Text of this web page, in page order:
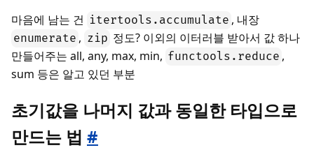
마음에 남는 건 itertools.accumulate , 내장
enumerate , zip 정도? 이외의 이터러블 받아서 값 하나
만들어주는 all, any, max, min, functools.reduce ,
sum 등은 알고 있던 부분
초기값을 나머지 값과 동일한 타입으로
만드는 법 #